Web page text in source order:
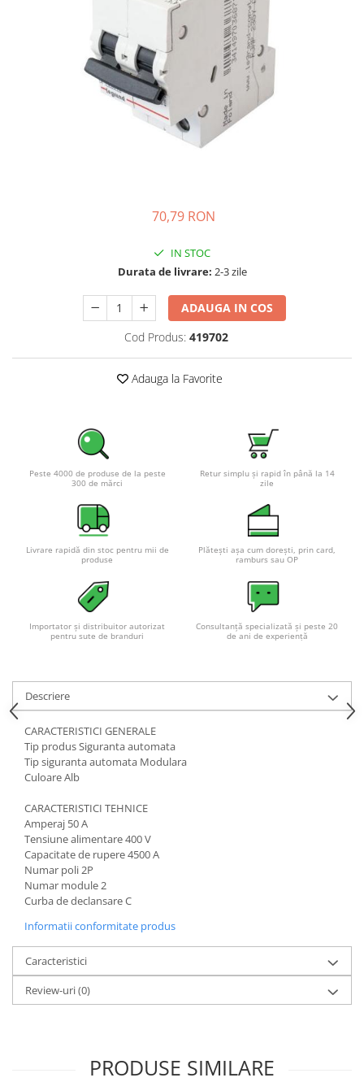
Panouri fotovoltaice si accesorii
Panouri fotovoltaice
Sisteme prindere panouri
Convertoare de tensiune
Sisteme de stocare energie
LiFePO4
Pachete complete stocare energie
Sisteme fotovoltaice complete
Sisteme fotovoltaice de putere
mica (rulota/caravan/case de
Pachete sisteme fotovoltaice
Statii de incarcare vehicule
Statii de incarcare
Cabluri de incarcare vehicule
electrice
Accesorii
Turbine eoliene pentru casă
Acumulatori VRLA AGM/GEL /
Tractiune / LiFePo4
Baterii si acumulatori gel si VRLA
Baterii si acumulatori AGM VRLA
de 6-12 V
Acumulatori Moto, ATV
GEL
AGM
Li-Ion
SLA AGM (Sealed Lead Acid)
Deep Cycle - Tractiune/Semi-
Tractiune
Marine & Caravan
70,79 RON
IN STOC
Durata de livrare: 2-3 zile
ADAUGA IN COS
Cod Produs: 419702
Adauga la Favorite
Peste 4000 de produse de la peste
300 de mărci
Retur simplu și rapid în până la 14
zile
Livrare rapidă din stoc pentru mii de
produse
Plătești așa cum dorești, prin card,
ramburs sau OP
Importator și distribuitor autorizat
pentru sute de branduri
Consultanță specializată și peste 20
de ani de experiență
Descriere
CARACTERISTICI GENERALE
Tip produsSiguranta automata
Tip siguranta automata Modulara
CuloareAlb
CARACTERISTICI TEHNICE
Amperaj 50A
Tensiune alimentare400 V
Capacitate de rupere4500 A
Numar poli 2P
Numar module 2
Curba de declansareC
Informatii conformitate produs
Caracteristici
Review-uri(0)
PRODUSE SIMILARE